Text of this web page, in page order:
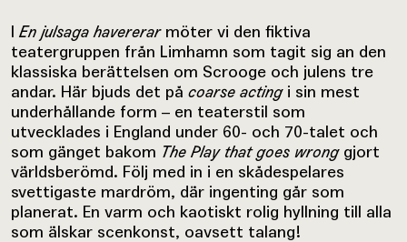
I En julsaga havererarmöter vi den fiktiva
teatergruppen från Limhamn som tagit sig an den
klassiska berättelsen om Scrooge och julens tre
andar. Här bjuds det på coarse actingi sin mest
underhållande form – en teaterstil som
utvecklades i England under 60- och 70-talet och
som gänget bakom The Play that goes wronggjort
världsberömd. Följ med in i en skådespelares
svettigaste mardröm, där ingenting går som
planerat. En varm och kaotiskt rolig hyllning till alla
som älskar scenkonst, oavsett talang!